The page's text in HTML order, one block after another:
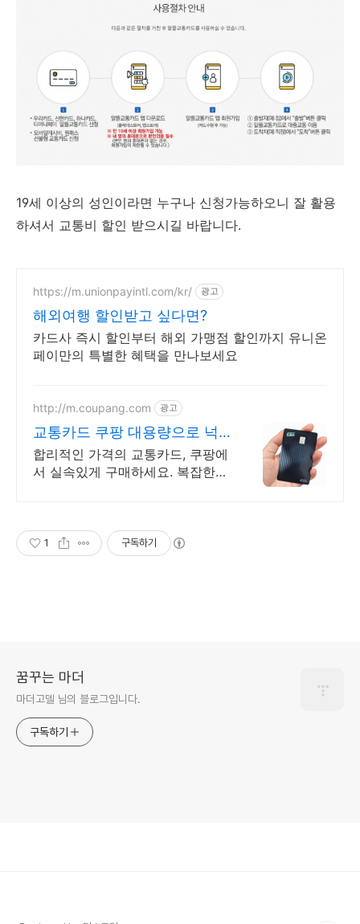
19세 이상의 성인이라면 누구나 신청가능하오니 잘 활용
하셔서 교통비 할인 받으시길 바랍니다.
https://m.unionpayintl.com/kr/ 광고
해외여행 할인받고 싶다면?
카드사 즉시 할인부터 해외 가맹점 할인까지 유니온
페이만의 특별한 혜택을 만나보세요
http://m.coupang.com 광고
교통카드 쿠팡 대용량으로 넉
넉하게 사용
합리적인 가격의 교통카드, 쿠팡에
서 실속있게 구매하세요. 복잡한
1 구독하기
꿈꾸는 마더
마더고델 님의 블로그입니다.
구독하기